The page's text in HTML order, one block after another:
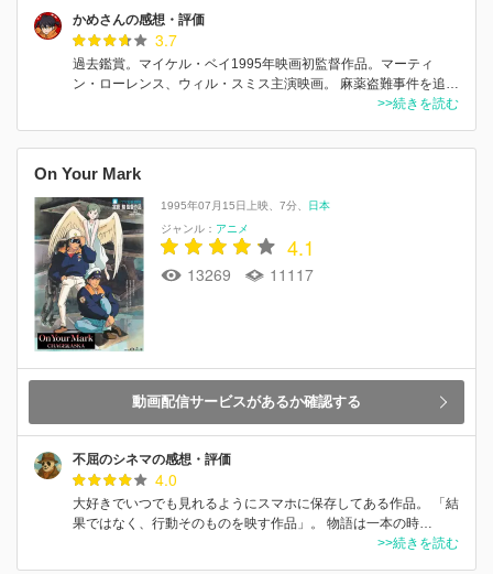
かめさんの感想・評価
3.7
過去鑑賞。マイケル・ベイ1995年映画初監督作品。マーティ
ン・ローレンス、ウィル・スミス主演映画。 麻薬盗難事件を追…
>>続きを読む
On Your Mark
1995年07月15日上映 7分
日本
ジャンル： アニメ
4.1
13269 11117
動画配信サービスがあるか確認する
不屈のシネマの感想・評価
4.0
大好きでいつでも見れるようにスマホに保存してある作品。 「結
果ではなく、行動そのものを映す作品」。 物語は一本の時…
>>続きを読む